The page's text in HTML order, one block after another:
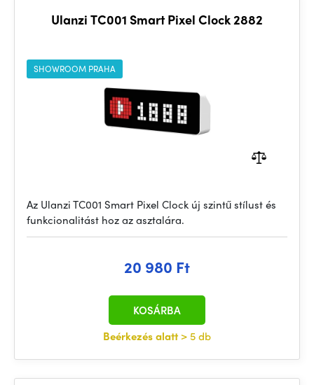
Ulanzi TC001 Smart Pixel Clock 2882
SHOWROOM PRAHA
Az Ulanzi TC001 Smart Pixel Clock új szintű stílust és
funkcionalitást hoz az asztalára.
20 980 Ft
Beérkezés alatt> 5 db
KOSÁRBA